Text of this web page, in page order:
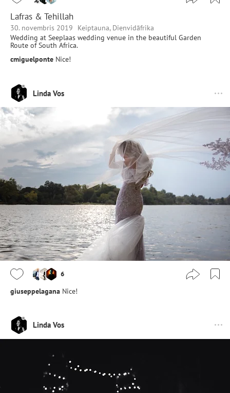
Lafras & Tehillah
30. novembris 2019
Keiptauna, Dienvidāfrika
Wedding at Seeplaas wedding venue in the beautiful Garden
Route of South Africa.
cmiguelponte Nice!
Linda Vos
6
giuseppelagana Nice!
Linda Vos